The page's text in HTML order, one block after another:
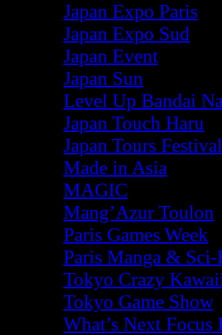
Japan Expo Paris
Japan Expo Sud
Japan Event
Japan Sun
Level Up Bandai
Japan Touch Haru
Japan Tours Festival
Made in Asia
MAGIC
Mang’Azur Toulon
Paris Games Week
Paris Manga &
Tokyo Crazy
Tokyo Game Show
What’s Next